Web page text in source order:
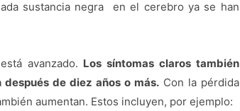
sustancia negra en el cerebro ya se han
avanzado. Los síntomas claros también
de diez años o más.Con la pérdida
aumentan. Estos incluyen, por ejemplo: